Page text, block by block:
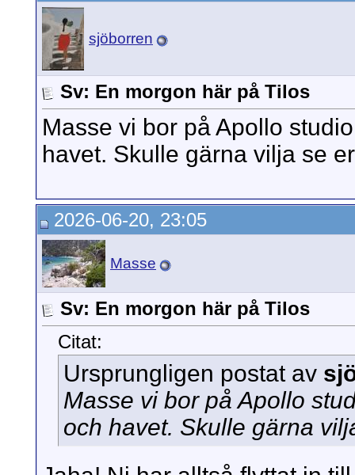
sjöborren
Sv: En morgon här på Tilos
Masse vi bor på Apollo
havet. Skulle gärna vilja se
2026-06-20, 23:05
Masse
Sv: En morgon här på Tilos
Citat:
Ursprungligen postat av
Masse vi bor på Apollo
och havet. Skulle gärna